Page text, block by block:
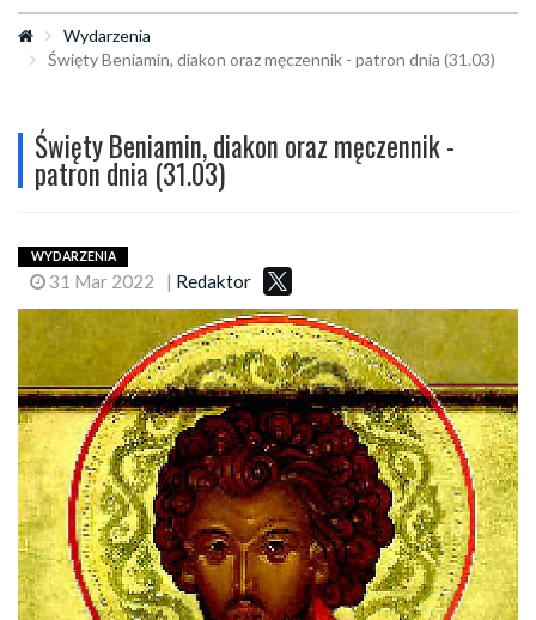
Wydarzenia
Święty Beniamin, diakon oraz męczennik - patron dnia (31.03)
Święty Beniamin, diakon oraz męczennik -
patron dnia (31.03)
WYDARZENIA
31 Mar 2022 | Redaktor